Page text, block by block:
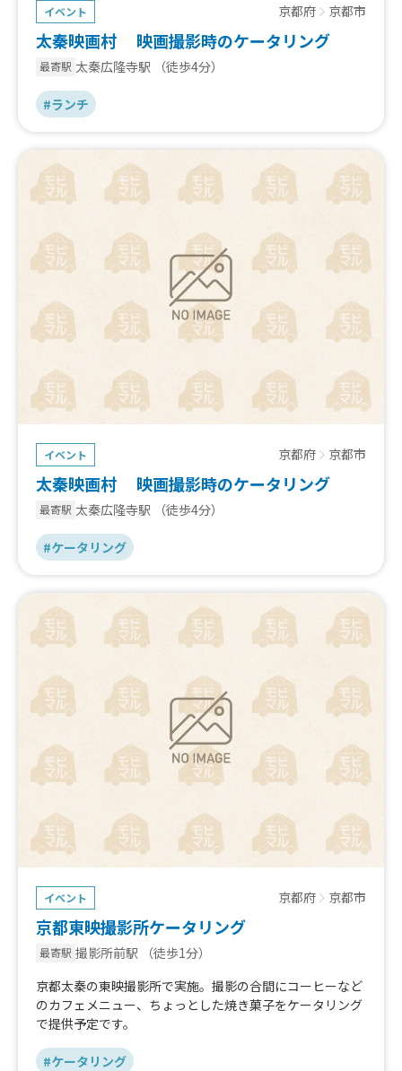
イベント 京都府 京都市
太秦映画村 映画撮影時のケータリング
最寄駅 太秦広隆寺駅 （徒歩4分）
#ランチ
イベント 京都府 京都市
太秦映画村 映画撮影時のケータリング
最寄駅 太秦広隆寺駅 （徒歩4分）
#ケータリング
イベント 京都府 京都市
京都東映撮影所ケータリング
最寄駅 撮影所前駅
（徒歩1分）
京都太秦の東映撮影所で実施。撮影の合間にコーヒーなど
のカフェメニュー、ちょっとした焼き菓子をケータリング
で提供予定です。
#ケータリング